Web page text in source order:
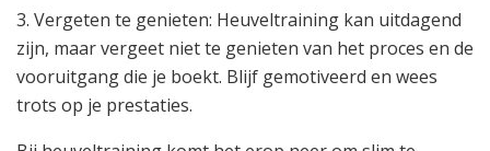
3. Vergeten te genieten: Heuveltraining kan uitdagend
zijn, maar vergeet niet te genieten van het proces en de
vooruitgang die je boekt. Blijf gemotiveerd en wees
trots op je prestaties.